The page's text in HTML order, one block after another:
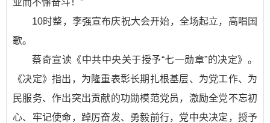
10时整，李强宣布庆祝大会开始，全场起立，高唱国
歌。
蔡奇宣读《中共中央关于授予“七一勋章”的决定》。
《决定》指出，为隆重表彰长期扎根基层、为党工作、为
民服务、作出突出贡献的功勋模范党员，激励全党不忘初
心、牢记使命，踔厉奋发、勇毅前行，党中央决定，授予